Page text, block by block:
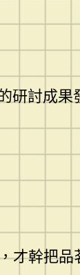
研討成果
才幹把